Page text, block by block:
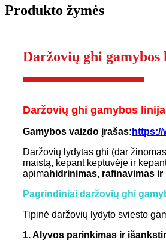
Produkto žymės
Daržovių ghi
Daržovių ghi gamybos linija
Gamybos vaizdo įrašas:
Daržovių lydytas ghi (dar
maistą, kepant keptuvėje ir
apima hidrinimas, rafinavimas ir
Pagrindiniai daržovių ghi
Tipinė daržovių lydyto sviesto
1. Alyvos parinkimas ir